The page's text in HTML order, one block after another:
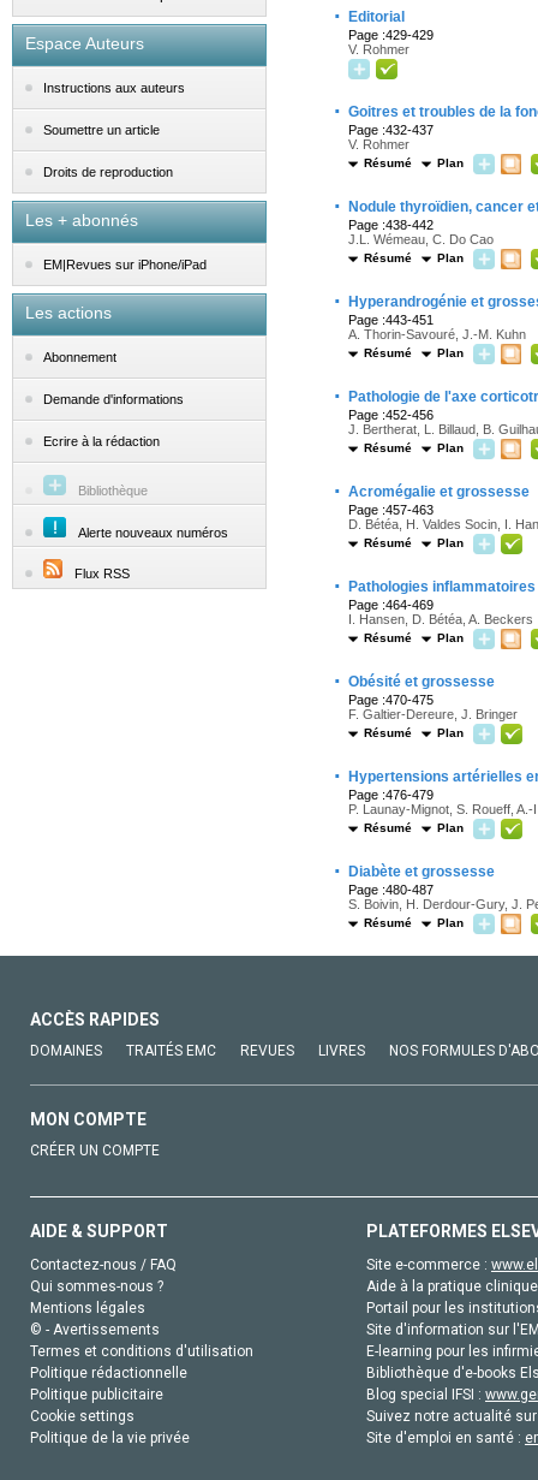
Espace Auteurs
Instructions aux auteurs
Soumettre un article
Droits de reproduction
Les + abonnés
EM|Revues sur iPhone/iPad
Les actions
Abonnement
Demande d'informations
Ecrire à la rédaction
Bibliothèque
Alerte nouveaux numéros
Flux RSS
· Editorial
Page :429-429
V. Rohmer
· Goitres et troubles de la
Page :432-437
V. Rohmer
Résumé Plan
· Nodule thyroïdien, cancer
Page :438-442
J.L. Wémeau, C. Do Cao
Résumé Plan
· Hyperandrogénie et
Page :443-451
A. Thorin-Savouré, J.-M. Kuhn
Résumé Plan
· Pathologie de l'axe
Page :452-456
J. Bertherat, L. Billaud, B.
Résumé Plan
· Acromégalie et grossesse
Page :457-463
D. Bétéa, H. Valdes Socin, I.
Résumé Plan
· Pathologies
Page :464-469
I. Hansen, D. Bétéa, A. Beckers
Résumé Plan
· Obésité et grossesse
Page :470-475
F. Galtier-Dereure, J. Bringer
Résumé Plan
· Hypertensions artérielles
Page :476-479
P. Launay-Mignot, S. Roueff,
Résumé Plan
· Diabète et grossesse
Page :480-487
S. Boivin, H. Derdour-Gury, J.
Résumé Plan
ACCÈS RAPIDES
DOMAINES TRAITÉS EMC REVUES LIVRES NOS FORMULES
MON COMPTE
CRÉER UN COMPTE
AIDE & SUPPORT
Contactez-nous / FAQ
Qui sommes-nous ?
Mentions légales
© - Avertissements
Termes et conditions d'utilisation
Politique rédactionnelle
Politique publicitaire
Cookie settings
Politique de la vie privée
PLATEFORMES
Site e-commerce :
Aide à la pratique
Portail pour les
Site d'information sur
E-learning pour les
Bibliothèque d'e-books
Blog special IFSI :
Suivez notre actualité
Site d'emploi en santé :